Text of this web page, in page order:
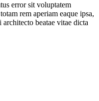
error sit voluptatem
rem aperiam eaque ipsa,
beatae vitae dicta